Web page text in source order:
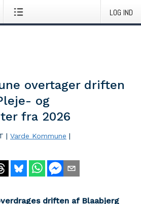
LOG IND
overtager driften
og
fra 2026
| Varde Kommune |
driften af Blaabjerg